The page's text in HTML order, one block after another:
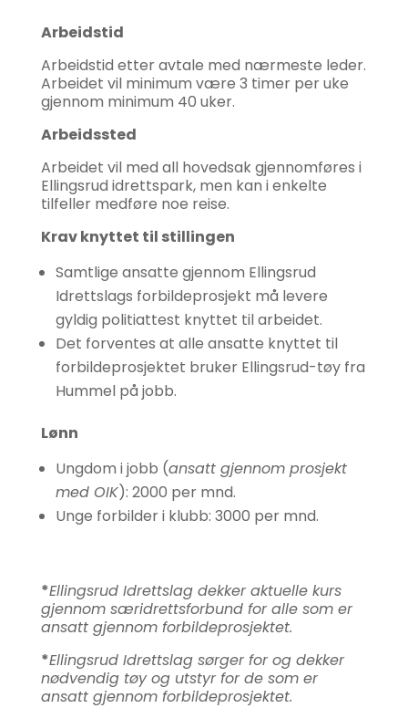
Arbeidstid
Arbeidstid etter avtale med nærmeste leder.
Arbeidet vil minimum være 3 timer per uke
gjennom minimum 40 uker.
Arbeidssted
Arbeidet vil med all hovedsak gjennomføres i
Ellingsrud idrettspark, men kan i enkelte
tilfeller medføre noe reise.
Krav knyttet til stillingen
Samtlige ansatte gjennom Ellingsrud
Idrettslags forbildeprosjekt må levere
gyldig politiattest knyttet til arbeidet.
Det forventes at alle ansatte knyttet til
forbildeprosjektet bruker Ellingsrud-tøy fra
Hummel på jobb.
Lønn
Ungdom i jobb (ansatt gjennom prosjekt
med OIK): 2000 per mnd.
Unge forbilder i klubb: 3000 per mnd.
*Ellingsrud Idrettslag dekker aktuelle kurs
gjennom særidrettsforbund for alle som er
ansatt gjennom forbildeprosjektet.
*Ellingsrud Idrettslag sørger for og dekker
nødvendig tøy og utstyr for de som er
ansatt gjennom forbildeprosjektet.